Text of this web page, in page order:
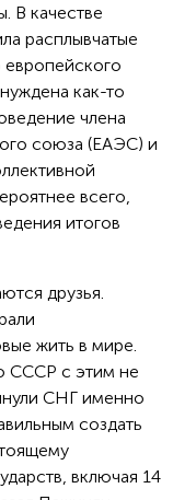
В качестве
расплывчатые
европейского
как-то
члена
союза (ЕАЭС) и
всего,
итогов
друзья.
жить в мире.
СССР с этим не
СНГ именно
создать
включая 14